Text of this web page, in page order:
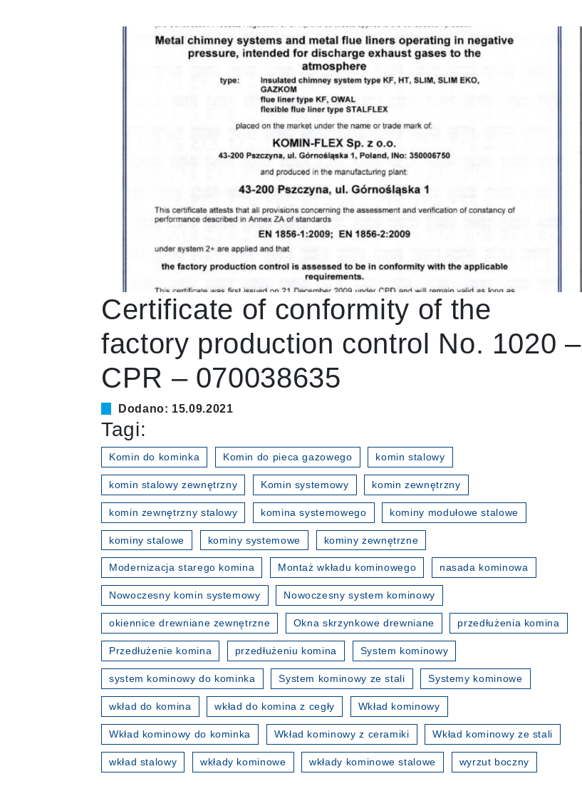
Certificate of conformity of the
factory production control No. 1020 –
CPR – 070038635
Dodano: 15.09.2021
Tagi:
Komin do kominka Komin do pieca gazowego komin stalowy
komin stalowy zewnętrzny Komin systemowy komin zewnętrzny
komin zewnętrzny stalowy komina systemowego kominy modułowe stalowe
kominy stalowe kominy systemowe kominy zewnętrzne
Modernizacja starego komina Montaż wkładu kominowego nasada kominowa
Nowoczesny komin systemowy Nowoczesny system kominowy
okiennice drewniane zewnętrzne Okna skrzynkowe drewniane przedłużenia komina
Przedłużenie komina przedłużeniu komina System kominowy
system kominowy do kominka System kominowy ze stali Systemy kominowe
wkład do komina wkład do komina z cegły Wkład kominowy
Wkład kominowy do kominka Wkład kominowy z ceramiki Wkład kominowy ze stali
wkład stalowy wkłady kominowe wkłady kominowe stalowe wyrzut boczny